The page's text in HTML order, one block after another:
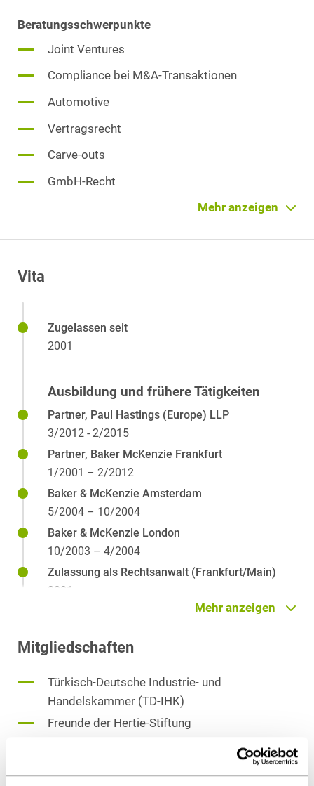
Beratungsschwerpunkte
Joint Ventures
Compliance bei M&A-Transaktionen
Automotive
Vertragsrecht
Carve-outs
GmbH-Recht
Mehr anzeigen
Vita
Zugelassen seit
2001
Ausbildung und frühere Tätigkeiten
Partner, Paul Hastings (Europe) LLP
3/2012 - 2/2015
Partner, Baker McKenzie Frankfurt
1/2001 – 2/2012
Baker & McKenzie Amsterdam
5/2004 – 10/2004
Baker & McKenzie London
10/2003 – 4/2004
Zulassung als Rechtsanwalt (Frankfurt/Main)
2001
Referendariat Landgericht Hanau (1 Jahr
1997-2000
07/2000-11/2000
Promotion: Johann-Wolfgang-Goethe Universität
Frankfurt/Main (Title: Die
Asylrechtsharmonisierung in der Europäischen
Mehr anzeigen
Mitgliedschaften
Türkisch-Deutsche Industrie- und
Handelskammer (TD-IHK)
Freunde der Hertie-Stiftung